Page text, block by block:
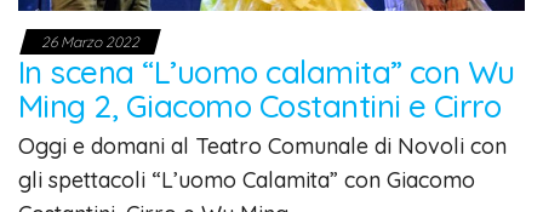
26 Marzo 2022
In scena “L’uomo calamita” con Wu
Ming 2, Giacomo Costantini e Cirro
Oggi e domani al Teatro Comunale di Novoli con
gli spettacoli “L’uomo Calamita” con Giacomo